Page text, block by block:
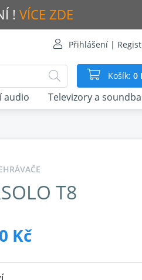
! VÍCE ZDE
Přihlášení |
Košík: 0
T8
Kč
audio Televizory a